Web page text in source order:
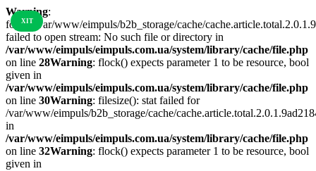
Warning:
fopen(/var/www/eimpuls/b2b_storage/cache/
failed to open stream: No such file or directory in
/var/www/eimpuls/eimpuls.com.ua/system/library/cache/file.php
on line 28Warning: flock() expects parameter 1 to be resource, bool
given in
/var/www/eimpuls/eimpuls.com.ua/system/library/cache/file.php
on line 30Warning: filesize(): stat failed for
/var/www/eimpuls/b2b_storage/cache/
in
/var/www/eimpuls/eimpuls.com.ua/system/library/cache/file.php
on line 32Warning: flock() expects parameter 1 to be resource, bool
given in
ХІТ